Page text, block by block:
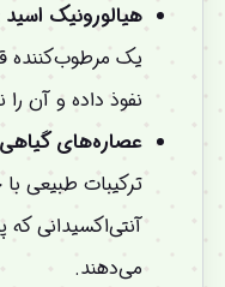
هیالورونیک اسید
یک مرطوب‌کننده
نفوذ داده و آن
عصاره‌های
ترکیبات طبیعی
آنتی‌اکسیدانی
می‌دهند.